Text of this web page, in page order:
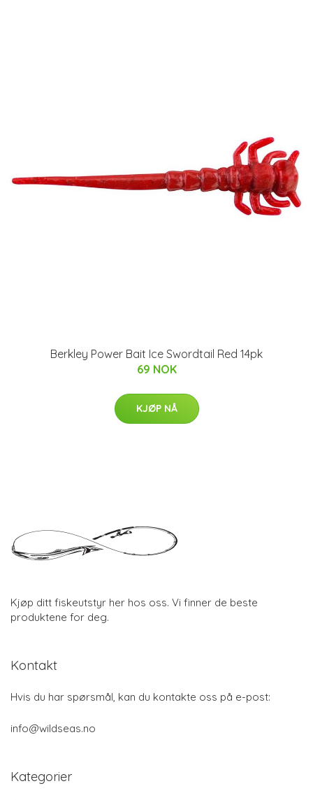
Berkley Power Bait Ice Swordtail Red 14pk
69 NOK
KJØP NÅ
Kjøp ditt fiskeutstyr her hos oss. Vi finner de beste
produktene for deg.
Kontakt
Hvis du har spørsmål, kan du kontakte oss på e-post:
info@wildseas.no
Kategorier